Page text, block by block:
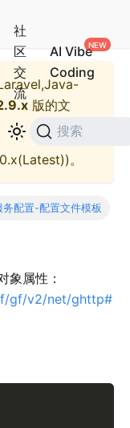
社
区
交
流
AI Vibe
Coding
搜索
版的文
)。
务配置-配置文件模板
象属性：
gf/v2/net/ghttp#